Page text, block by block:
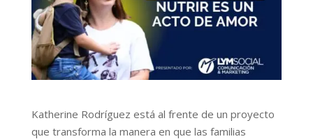
Katherine Rodríguez está al frente de un proyecto
que transforma la manera en que las familias